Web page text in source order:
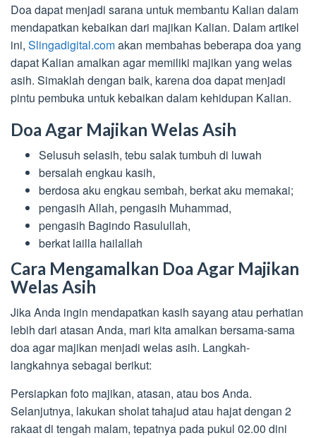
Doa dapat menjadi sarana untuk membantu Kalian dalam
mendapatkan kebaikan dari majikan Kalian. Dalam artikel
ini, Slingadigital.comakan membahas beberapa doa yang
dapat Kalian amalkan agar memiliki majikan yang welas
asih. Simaklah dengan baik, karena doa dapat menjadi
pintu pembuka untuk kebaikan dalam kehidupan Kalian.
Doa Agar Majikan Welas Asih
Selusuh selasih, tebu salak tumbuh di luwah
bersalah engkau kasih,
berdosa aku engkau sembah, berkat aku memakai;
pengasih Allah, pengasih Muhammad,
pengasih Bagindo Rasulullah,
berkat lailla hailallah
Cara Mengamalkan Doa Agar Majikan
Welas Asih
Jika Anda ingin mendapatkan kasih sayang atau perhatian
lebih dari atasan Anda, mari kita amalkan bersama-sama
doa agar majikan menjadi welas asih. Langkah-
langkahnya sebagai berikut:
Persiapkan foto majikan, atasan, atau bos Anda.
Selanjutnya, lakukan sholat tahajud atau hajat dengan 2
rakaat di tengah malam, tepatnya pada pukul 02.00 dini